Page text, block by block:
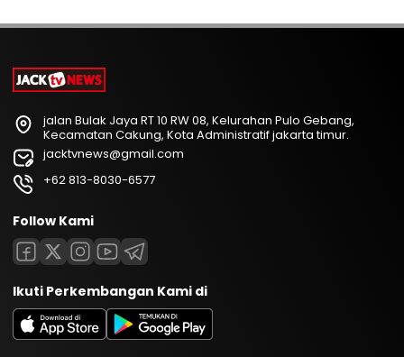
jalan Bulak Jaya RT 10 RW 08, Kelurahan Pulo Gebang,
Kecamatan Cakung, Kota Administratif jakarta timur.
jacktvnews@gmail.com
+62 813-8030-6577
Follow Kami
Ikuti Perkembangan Kami di